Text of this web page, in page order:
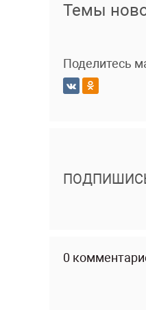
Темы
Поделитесь
0